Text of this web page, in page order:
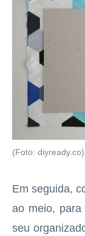
(Foto: diyready.co)
Em seguida,
ao meio,
seu